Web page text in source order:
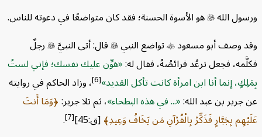
اللههو الأسوة الحسنة؛ فقد كان متواضعًا في دعوته للناس.
أبو مسعودتواضع النبيقال: أتى النبيَّرجلٌ
فجعل ترعُد فرائصُهُ، فقال له: هوِّن عليك نفسك؛ فإني لستُ
إنما أنا ابن امرأة كانت تأكل القديد [6] ، وزاد الحاكم في روايته
بن عبد الله: ... في هذه البطحاء ، ثم تلا جرير: وَمَا أَنتَ
بِجَبَّارٍ فَذَكِّرْ بِالْقُرْآنِ مَن يَخَافُ وَعِيدِ [ق:45] [7]
.